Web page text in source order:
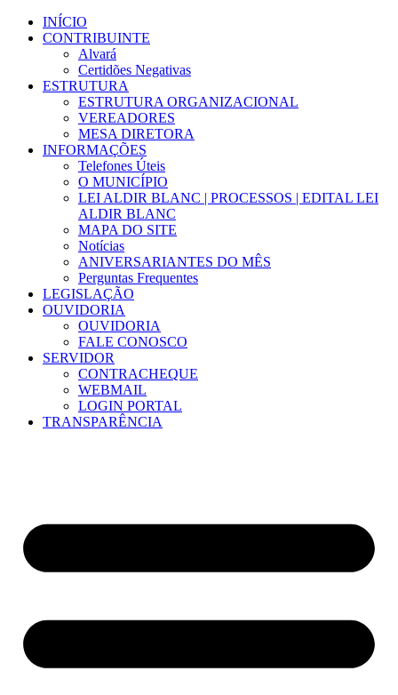
para
INÍCIO
CONTRIBUINTE
Alvará
Certidões Negativas
ESTRUTURA
ESTRUTURA ORGANIZACIONAL
VEREADORES
MESA DIRETORA
INFORMAÇÕES
Telefones Úteis
O MUNICÍPIO
LEI ALDIR BLANC | PROCESSOS | EDITAL LEI
ALDIR BLANC
MAPA DO SITE
Notícias
ANIVERSARIANTES DO MÊS
Perguntas Frequentes
LEGISLAÇÃO
OUVIDORIA
OUVIDORIA
FALE CONOSCO
SERVIDOR
CONTRACHEQUE
WEBMAIL
LOGIN PORTAL
TRANSPARÊNCIA